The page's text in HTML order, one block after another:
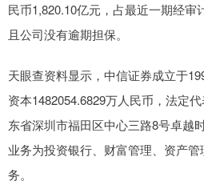
民币1,820.10亿元，占最近一期经审
且公司没有逾期担保。
天眼查资料显示，中信证券成立于
资本1482054.6829万人民币，法定
东省深圳市福田区中心三路8号卓越
业务为投资银行、财富管理、资产
务。